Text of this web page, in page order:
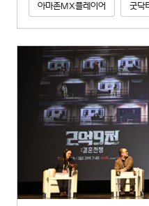
아마존MX플레이어 굿닥